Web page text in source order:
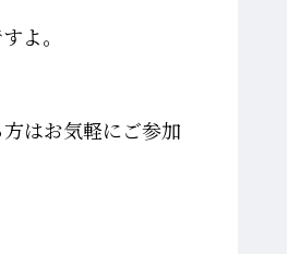
よ。
はお気軽にご参加